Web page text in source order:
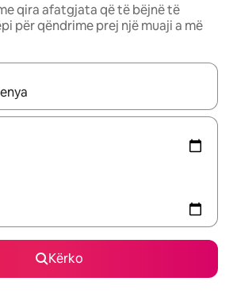
qira afatgjata që të bëjnë të
për qëndrime prej një muaji a më
të disponueshme, lëviz me butonat e
Kërko